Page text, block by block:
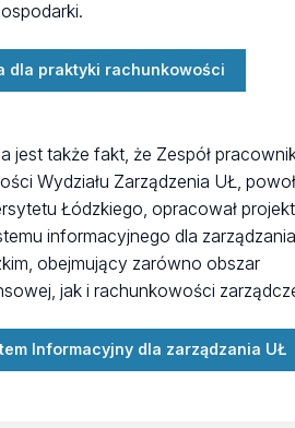
dla praktyki rachunkowości
jest także fakt, że Zespół
Wydziału Zarządzenia UŁ,
Łódzkiego, opracował projekt
informacyjnego dla
obejmujący zarówno obszar
jak i rachunkowości
Informacyjny dla zarządzania UŁ